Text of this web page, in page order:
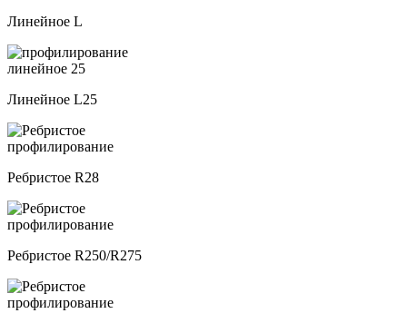
Линейное L
Линейное L25
Ребристое R28
Ребристое R250/R275